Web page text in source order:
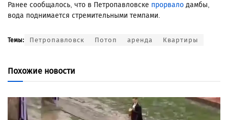
Ранее сообщалось, что в Петропавловске прорвало дамбы,
вода поднимается стремительными темпами.
Темы: Петропавловск Потоп аренда Квартиры
Похожие новости